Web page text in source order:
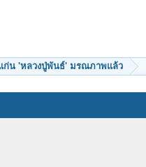
ก่น 'หลวงปู่พันธ์' มรณภาพแล้ว